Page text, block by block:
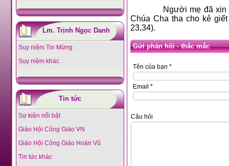
Lm. Trịnh Ngọc Danh
Suy niệm Tin Mừng
Suy niệm khác
Tin tức
Sự kiện nổi bật
Giáo Hội Công Giáo VN
Giáo Hội Công Giáo Hoàn Vũ
Tin tức khác
Người mẹ đã xin
Chúa Cha tha cho kẻ giết
23,34).
Gửi phản hồi - thắc mắc
Tên của bạn *
Email *
Câu hỏi